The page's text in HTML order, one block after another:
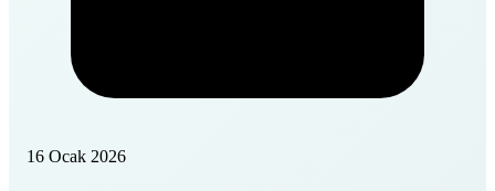
16 Ocak 2026